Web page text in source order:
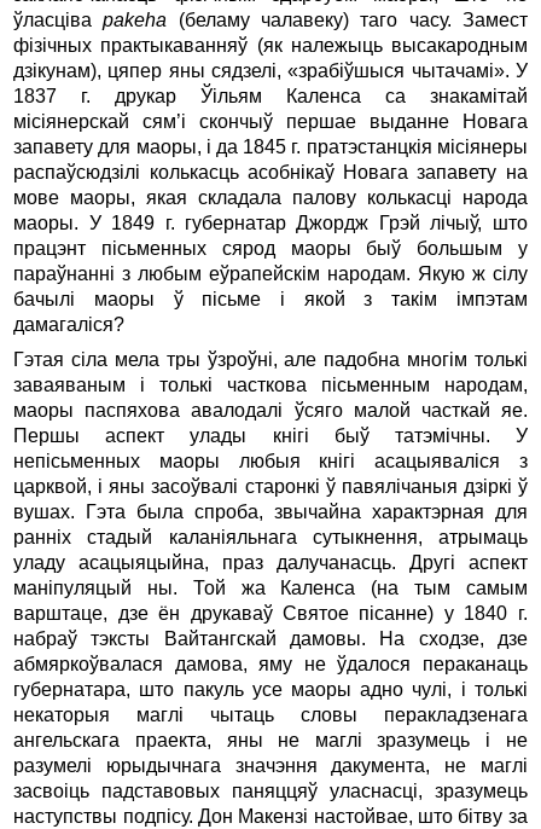
ўласціваpakeha (беламу чалавеку) таго часу. Замест
фізічных практыкаванняў (як належыць высакародным
дзікунам), цяпер яны сядзелі, «зрабіўшыся чытачамі». У
1837 г. друкар Ўільям Каленса са знакамітай
місіянерскай сям’і скончыў першае выданне Новага
запавету для маоры, і да 1845 г. пратэстанцкія місіянеры
распаўсюдзілі колькасць асобнікаў Новага запавету на
мове маоры, якая складала палову колькасці народа
маоры. У 1849 г. губернатар Джордж Грэй лічыў, што
працэнт пісьменных сярод маоры быў большым у
параўнанні з любым еўрапейскім народам. Якую ж сілу
бачылі маоры ў пісьме і якой з такім імпэтам
дамагаліся?
Гэтая сіла мела тры ўзроўні, але падобна многім толькі
заваяваным і толькі часткова пісьменным народам,
маоры паспяхова авалодалі ўсяго малой часткай яе.
Першы аспект улады кнігі быў татэмічны. У
непісьменных маоры любыя кнігі асацыяваліся з
царквой, і яны засоўвалі старонкі ў павялічаныя дзіркі ў
вушах. Гэта была спроба, звычайна характэрная для
ранніх стадый каланіяльнага сутыкнення, атрымаць
уладу асацыяцыйна, праз далучанасць. Другі аспект
маніпуляцый ны. Той жа Каленса (на тым самым
варштаце, дзе ён друкаваў Святое пісанне) у 1840 г.
набраў тэксты Вайтангскай дамовы. На сходзе, дзе
абмяркоўвалася дамова, яму не ўдалося пераканаць
губернатара, што пакуль усе маоры адно чулі, і толькі
некаторыя маглі чытаць словы перакладзенага
ангельскага праекта, яны не маглі зразумець і не
разумелі юрыдычнага значэння дакумента, не маглі
засвоіць падставовых паняццяў уласнасці, зразумець
наступствы подпісу. Дон Макензі настойвае, што бітву за